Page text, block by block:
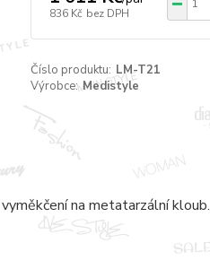
836 Kč bez DPH
Číslo produktu: LM-T21
Výrobce: Medistyle
na metatarzální kloub.